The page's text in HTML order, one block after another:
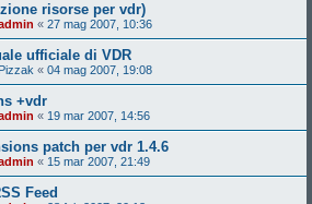
risorse per vdr)
« 27 mag 2007, 10:36
ufficiale di VDR
Pizzak « 04 mag 2007, 19:08
+vdr
« 19 mar 2007, 14:56
patch per vdr 1.4.6
« 15 mar 2007, 21:49
Feed